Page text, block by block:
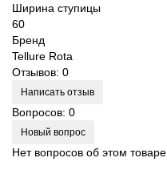
Ширина ступицы
60
Бренд
Tellure Rota
Отзывов: 0
Написать отзыв
Вопросов: 0
Новый вопрос
Нет вопросов об этом товаре.